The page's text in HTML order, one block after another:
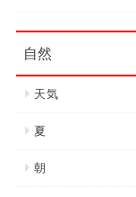
自然
天気
夏
朝